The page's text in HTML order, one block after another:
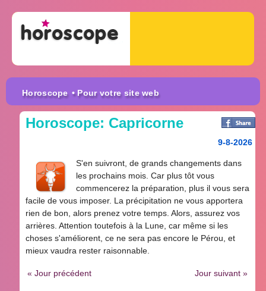
Horoscope • Pour votre site web
Horoscope: Capricorne
9-8-2026
S'en suivront, de grands changements dans
les prochains mois. Car plus tôt vous
commencerez la préparation, plus il vous sera
facile de vous imposer. La précipitation ne vous apportera
rien de bon, alors prenez votre temps. Alors, assurez vos
arrières. Attention toutefois à la Lune, car même si les
choses s'améliorent, ce ne sera pas encore le Pérou, et
mieux vaudra rester raisonnable.
« Jour précédent Jour suivant »